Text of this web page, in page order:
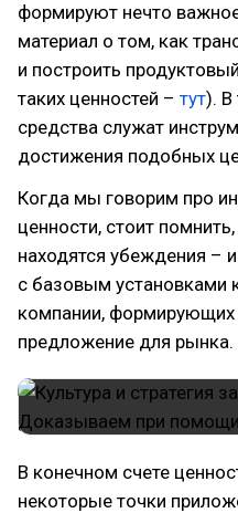
формируют нечто
материал о том, как
и построить
таких ценностей – тут). В
средства служат
достижения подобных
Когда мы говорим про
ценности, стоит
находятся убеждения –
с базовым
компании, формирующих
предложение для рынка.
В конечном счете
некоторые точки